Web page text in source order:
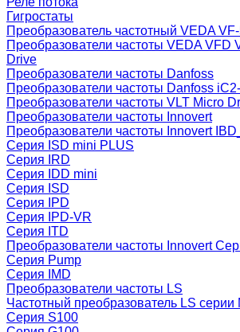
Гигростаты
Преобразователь частотный VEDA
Преобразователи частоты VEDA VFD
Drive
Преобразователи частоты Danfoss
Преобразователи частоты Danfoss
Преобразователи частоты VLT Micro
Преобразователи частоты Innovert
Преобразователи частоты Innovert
Серия ISD mini PLUS
Серия IRD
Серия IDD mini
Серия ISD
Серия IPD
Серия IPD-VR
Серия ITD
Преобразователи частоты Innovert
Серия Pump
Серия IMD
Преобразователи частоты LS
Частотный преобразователь LS серии
Серия S100